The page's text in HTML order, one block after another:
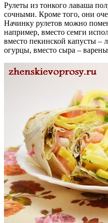
Рулеты из тонкого лаваша
сочными. Кроме того, они
Начинку рулетов можно
например, вместо семги
вместо пекинской капусты –
огурцы, вместо сыра –